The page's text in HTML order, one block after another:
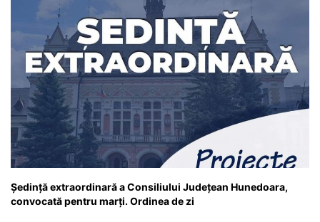
Ședință extraordinară a Consiliului Județean Hunedoara,
convocată pentru marți. Ordinea de zi